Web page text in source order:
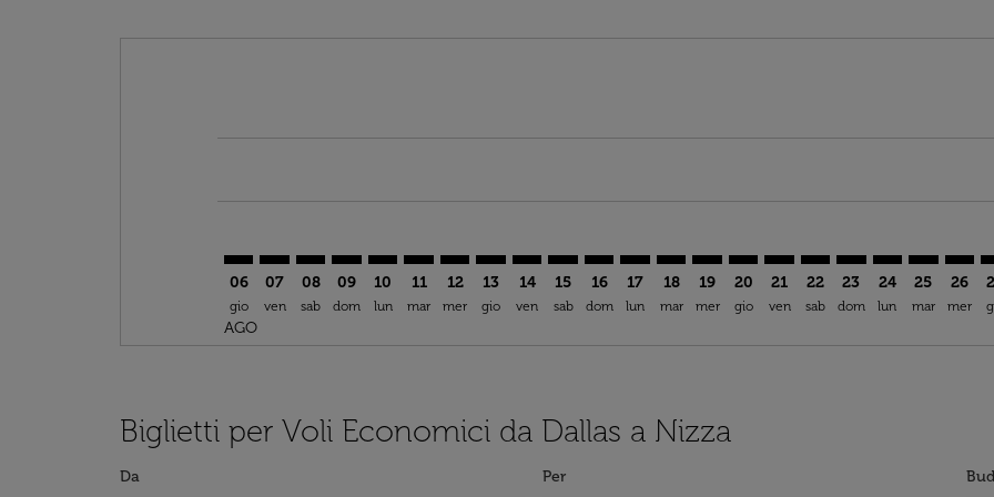
06
gio
AGO
07
ven
08
sab
09
dom
10
lun
11
mar
12
mer
13
gio
14
ven
15
sab
16
dom
17
lun
18
mar
19
mer
DFW–NCE: cmp-view-offers-
20
gio
DFW–NCE: cmp-view-
21
ven
DFW–NCE: cmp-view-
22
sab
DFW–NCE: cmp-
23
dom
DFW–NCE:
24
lun
25
mar
26
mer
Biglietti per Voli Economici da Dallas a Nizza
Da Per